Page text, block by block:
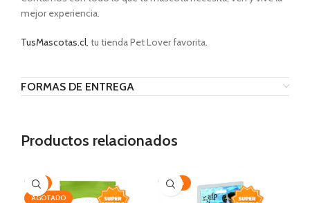
mejor experiencia.
TusMascotas.cl, tu tienda Pet Lover favorita.
FORMAS DE ENTREGA
Productos relacionados
-7%
AGOTADO
-20%